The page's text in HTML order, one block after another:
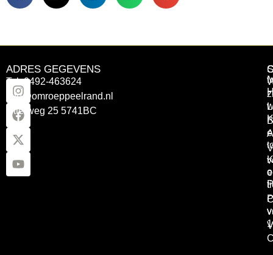
ADRES GEGEVENS
Tel: 0492-463624
info@omroeppeelrand.nl
Otterweg 25 5741BC